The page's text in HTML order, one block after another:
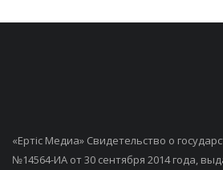
«Ертiс Медиа» Свидетельство о
№14564-ИА от 30 сентября 2014 года,